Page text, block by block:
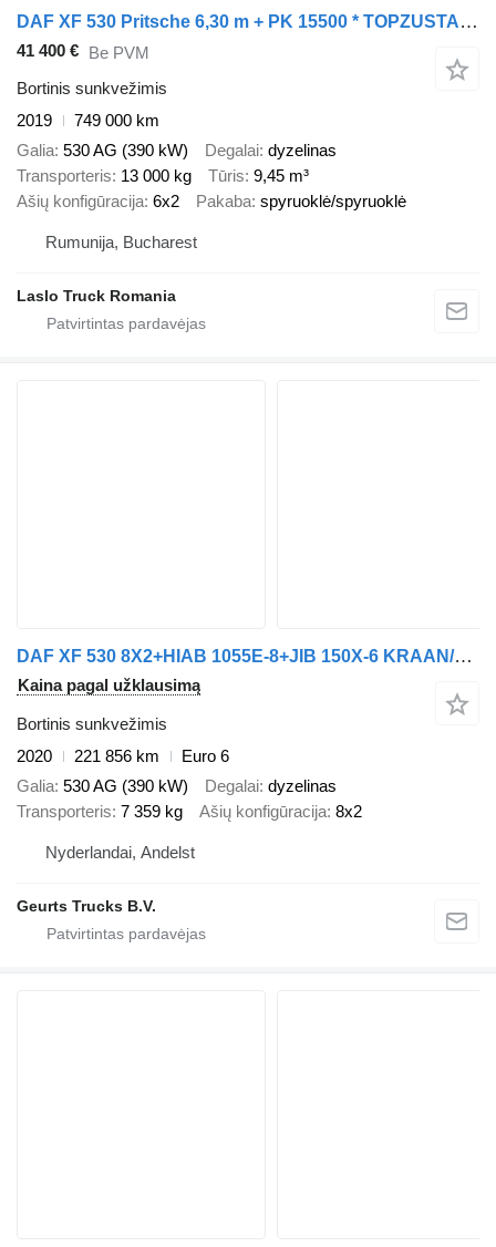
DAF XF 530 Pritsche 6,30 m + PK 15500 * TOPZUSTAND
41 400 € Be PVM
Bortinis sunkvežimis
2019
749 000 km
Galia 530 AG (390 kW) Degalai dyzelinas
Transporteris 13 000 kg Tūris 9,45 m³
Ašių konfigūracija 6x2 Pakaba spyruoklė/spyruoklė
Rumunija, Bucharest
Laslo Truck Romania
DAF XF 530 8X2+HIAB 1055E-8+JIB 150X-6 KRAAN/KRAN/CRANE.GRUA
Kaina pagal užklausimą
Bortinis sunkvežimis
2020
221 856 km
Euro 6
Galia 530 AG (390 kW) Degalai dyzelinas
Transporteris 7 359 kg Ašių konfigūracija 8x2
Nyderlandai, Andelst
Geurts Trucks B.V.